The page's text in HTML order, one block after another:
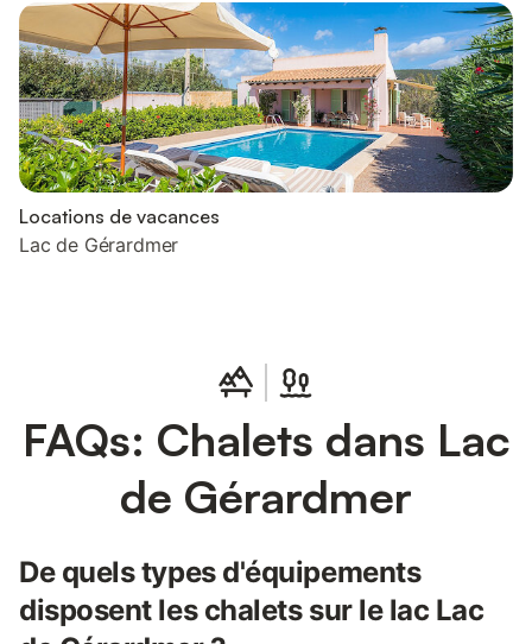
Locations de vacances
Lac de Gérardmer
FAQs: Chalets dans Lac
de Gérardmer
De quels types d'équipements
disposent les chalets sur le lac Lac